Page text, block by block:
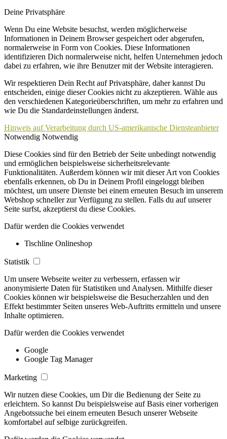
Deine Privatsphäre
Wenn Du eine Website besuchst, werden möglicherweise
Informationen in Deinem Browser gespeichert oder abgerufen,
normalerweise in Form von Cookies. Diese Informationen
identifizieren Dich normalerweise nicht, helfen Unternehmen jedoch
dabei zu erfahren, wie ihre Benutzer mit der Website interagieren.
Wir respektieren Dein Recht auf Privatsphäre, daher kannst Du
entscheiden, einige dieser Cookies nicht zu akzeptieren. Wähle aus
den verschiedenen Kategorieüberschriften, um mehr zu erfahren und
wie Du die Standardeinstellungen änderst.
Hinweis auf Verarbeitung durch US-amerikanische Diensteanbieter
Notwendig Notwendig
Diese Cookies sind für den Betrieb der Seite unbedingt notwendig
und ermöglichen beispielsweise sicherheitsrelevante
Funktionalitäten. Außerdem können wir mit dieser Art von Cookies
ebenfalls erkennen, ob Du in Deinem Profil eingeloggt bleiben
möchtest, um unsere Dienste bei einem erneuten Besuch im unserem
Webshop schneller zur Verfügung zu stellen. Falls du auf unserer
Seite surfst, akzeptierst du diese Cookies.
Dafür werden die Cookies verwendet
Tischline Onlineshop
Statistik
Um unsere Webseite weiter zu verbessern, erfassen wir
anonymisierte Daten für Statistiken und Analysen. Mithilfe dieser
Cookies können wir beispielsweise die Besucherzahlen und den
Effekt bestimmter Seiten unseres Web-Auftritts ermitteln und unsere
Inhalte optimieren.
Dafür werden die Cookies verwendet
Google
Google Tag Manager
Marketing
Wir nutzen diese Cookies, um Dir die Bedienung der Seite zu
erleichtern. So kannst Du beispielsweise auf Basis einer vorherigen
Angebotssuche bei einem erneuten Besuch unserer Webseite
komfortabel auf selbige zurückgreifen.